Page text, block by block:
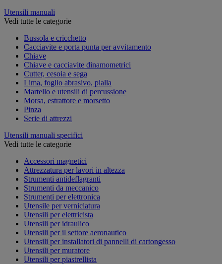
Utensili manuali
Vedi tutte le categorie
Bussola e cricchetto
Cacciavite e porta punta per avvitamento
Chiave
Chiave e cacciavite dinamometrici
Cutter, cesoia e sega
Lima, foglio abrasivo, pialla
Martello e utensili di percussione
Morsa, estrattore e morsetto
Pinza
Serie di attrezzi
Utensili manuali specifici
Vedi tutte le categorie
Accessori magnetici
Attrezzatura per lavori in altezza
Strumenti antideflagranti
Strumenti da meccanico
Strumenti per elettronica
Utensile per verniciatura
Utensili per elettricista
Utensili per idraulico
Utensili per il settore aeronautico
Utensili per installatori di pannelli di cartongesso
Utensili per muratore
Utensili per piastrellista